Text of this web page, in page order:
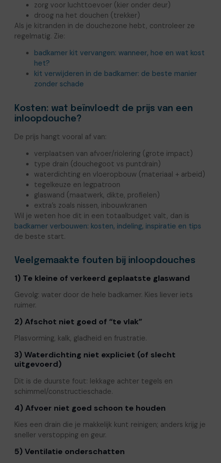
zorg voor luchttoevoer (kier onder deur)
droog na het douchen (trekker)
Als je kitranden in de douchezone hebt, controleer ze
regelmatig. Zie:
badkamer kit vervangen: wanneer, hoe en wat kost
het?
kit verwijderen in de badkamer: de beste manier
zonder schade
Kosten: wat beïnvloedt de prijs van een
inloopdouche?
De prijs hangt vooral af van:
verplaatsen van afvoer/riolering (grote impact)
type drain (douchegoot vs puntdrain)
waterdichting en vloeropbouw (materiaal + arbeid)
tegelkeuze en legpatroon
glaswand (maatwerk, dikte, profielen)
extra’s zoals nissen, inbouwkranen
Wil je weten hoe dit in een totaalbudget valt, dan is
badkamer verbouwen: kosten, indeling, inspiratie en tips
de beste start.
Veelgemaakte fouten bij inloopdouches
1) Te kleine of verkeerd geplaatste glaswand
Gevolg: water door de hele badkamer. Kies liever iets
ruimer.
2) Afschot niet goed of “te vlak”
Plasvorming, kalk, gladheid en frustratie.
3) Waterdichting niet expliciet (of slecht
uitgevoerd)
Dit is de duurste fout: lekkage achter tegels en
schimmel/constructieschade.
4) Afvoer niet goed schoon te houden
Kies een drain die je makkelijk kunt reinigen; anders krijg je
sneller verstopping en geur.
5) Ventilatie onderschatten